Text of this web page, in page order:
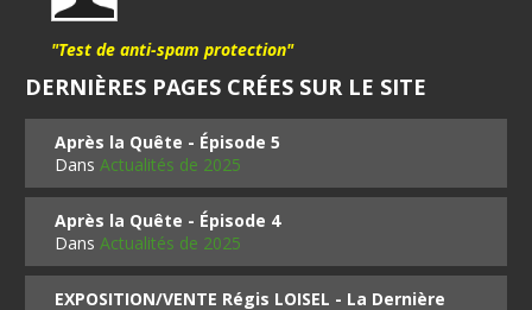
"Test de anti-spam protection"
DERNIÈRES PAGES CRÉES SUR LE SITE
Après la Quête - Épisode 5
DansActualités de 2025
Après la Quête - Épisode 4
DansActualités de 2025
EXPOSITION/VENTE Régis LOISEL - La Dernière